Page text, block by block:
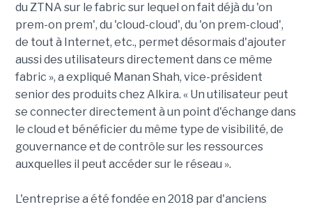
du ZTNA sur le fabric sur lequel on fait déjà du 'on
prem-on prem', du 'cloud-cloud', du 'on prem-cloud',
de tout à Internet, etc., permet désormais d'ajouter
aussi des utilisateurs directement dans ce même
fabric », a expliqué Manan Shah, vice-président
senior des produits chez Alkira. « Un utilisateur peut
se connecter directement à un point d'échange dans
le cloud et bénéficier du même type de visibilité, de
gouvernance et de contrôle sur les ressources
auxquelles il peut accéder sur le réseau ».
L'entreprise a été fondée en 2018 par d'anciens